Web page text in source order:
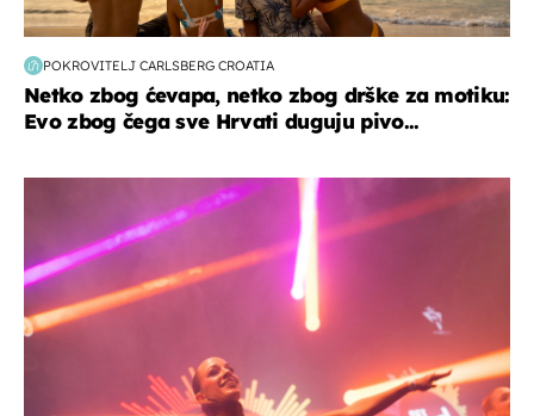
POKROVITELJ CARLSBERG CROATIA
Netko zbog ćevapa, netko zbog drške za motiku:
Evo zbog čega sve Hrvati duguju pivo...